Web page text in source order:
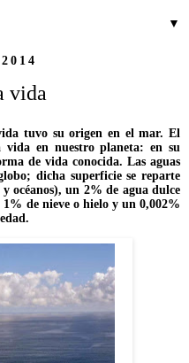
▼
vida
tuvo su origen en el mar. El
en nuestro planeta: en su
de vida conocida. Las aguas
dicha superficie se reparte
océanos), un 2% de agua dulce
de nieve o hielo y un 0,002%